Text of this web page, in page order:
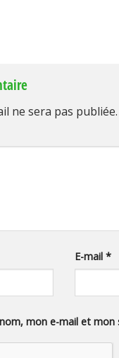
ne sera pas publiée.
E-mail *
mon e-mail et